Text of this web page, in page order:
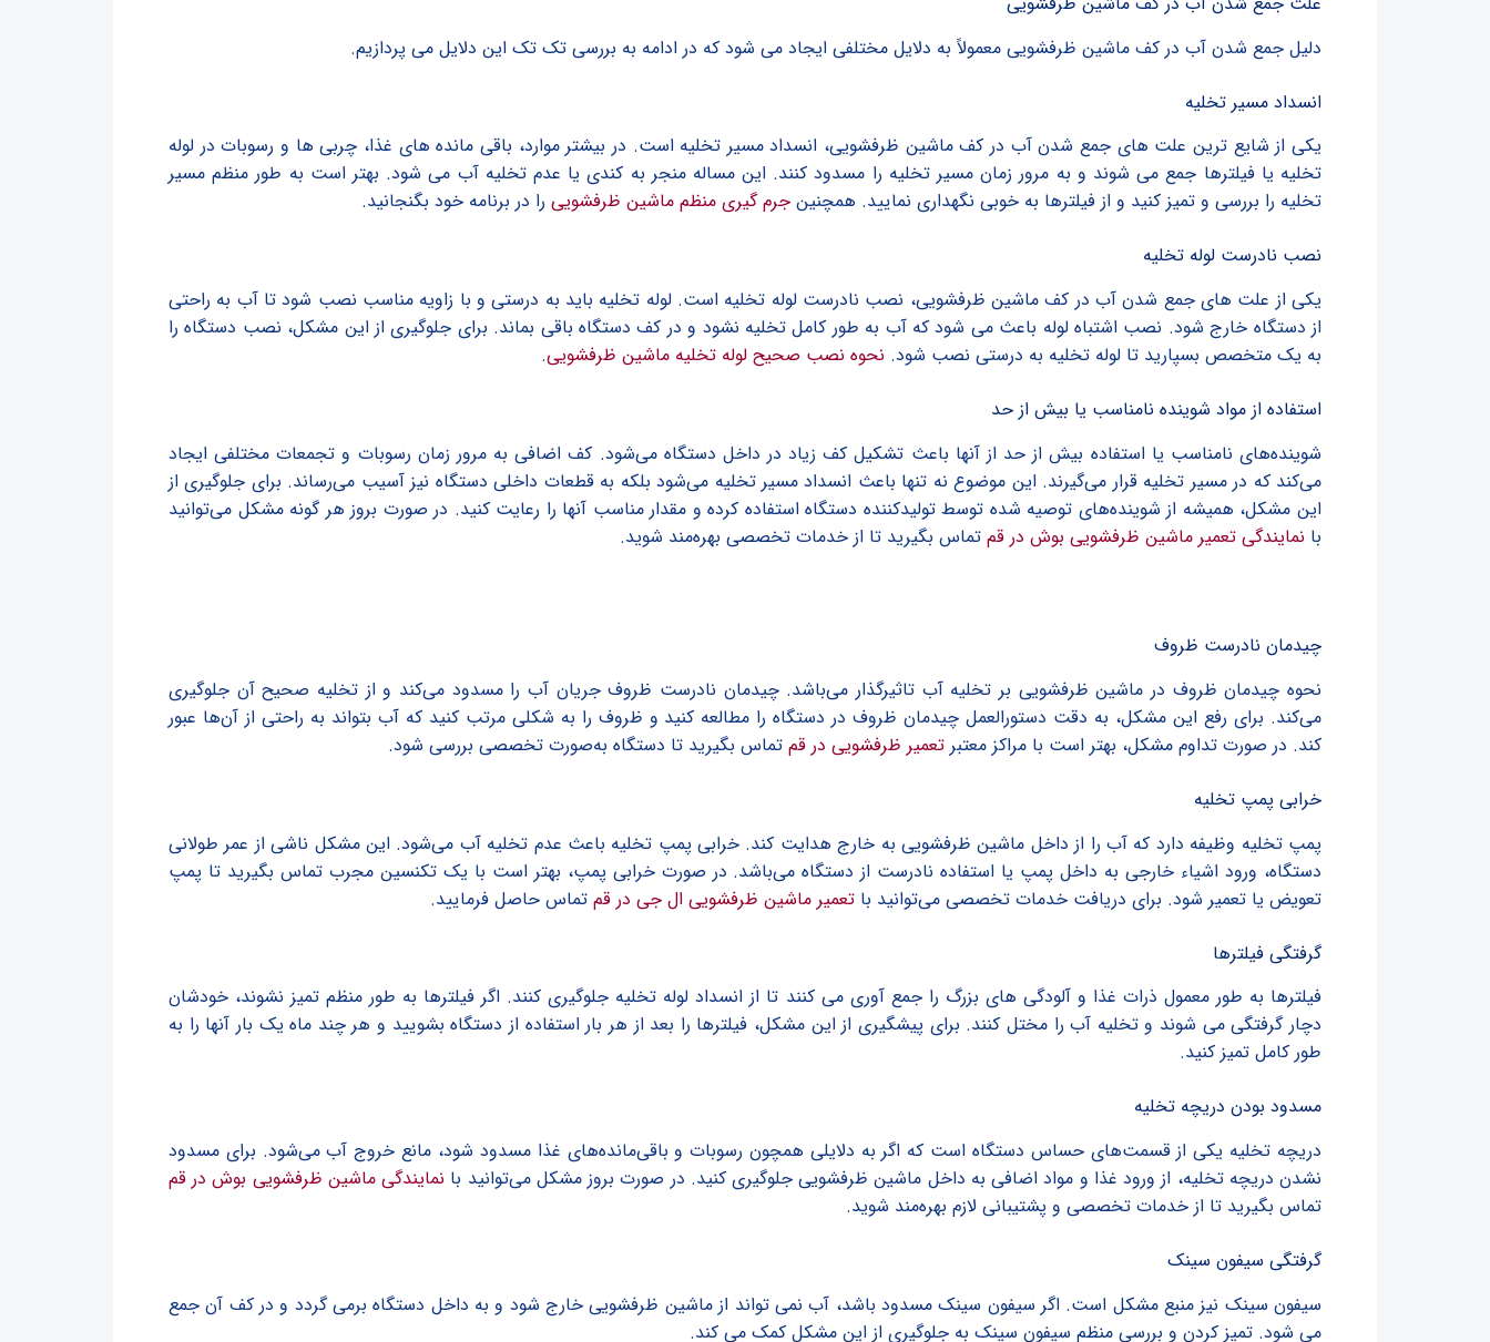
دلیل جمع شدن آب در کف ماشین ظرفشویی معمولاً به دلایل مختلفی ایجاد می شود که در ادامه به بررسی تک تک این دلایل می پردازیم.
انسداد مسیر تخلیه
یکی از شایع ترین علت های جمع شدن آب در کف ماشین ظرفشویی، انسداد مسیر تخلیه است. در بیشتر موارد، باقی مانده های غذا، چربی ها و رسوبات در لوله
تخلیه یا فیلترها جمع می شوند و به مرور زمان مسیر تخلیه را مسدود کنند. این مساله منجر به کندی یا عدم تخلیه آب می شود. بهتر است به طور منظم مسیر
تخلیه را بررسی و تمیز کنید و از فیلترها به خوبی نگهداری نمایید. همچنین جرم گیری منظم ماشین ظرفشویی را در برنامه خود بگنجانید.
نصب نادرست لوله تخلیه
یکی از علت های جمع شدن آب در کف ماشین ظرفشویی، نصب نادرست لوله تخلیه است. لوله تخلیه باید به درستی و با زاویه مناسب نصب شود تا آب به راحتی
از دستگاه خارج شود. نصب اشتباه لوله باعث می شود که آب به طور کامل تخلیه نشود و در کف دستگاه باقی بماند. برای جلوگیری از این مشکل، نصب دستگاه را
به یک متخصص بسپارید تا لوله تخلیه به درستی نصب شود. نحوه نصب صحیح لوله تخلیه ماشین ظرفشویی.
استفاده از مواد شوینده نامناسب یا بیش از حد
شوینده‌های نامناسب یا استفاده بیش از حد از آنها باعث تشکیل کف زیاد در داخل دستگاه می‌شود. کف اضافی به مرور زمان رسوبات و تجمعات مختلفی ایجاد
می‌کند که در مسیر تخلیه قرار می‌گیرند. این موضوع نه تنها باعث انسداد مسیر تخلیه می‌شود بلکه به قطعات داخلی دستگاه نیز آسیب می‌رساند. برای جلوگیری از
این مشکل، همیشه از شوینده‌های توصیه شده توسط تولیدکننده دستگاه استفاده کرده و مقدار مناسب آنها را رعایت کنید. در صورت بروز هر گونه مشکل می‌توانید
با نمایندگی تعمیر ماشین ظرفشویی بوش در قم تماس بگیرید تا از خدمات تخصصی بهره‌مند شوید.
چیدمان نادرست ظروف
نحوه چیدمان ظروف در ماشین ظرفشویی بر تخلیه آب تاثیرگذار می‌باشد. چیدمان نادرست ظروف جریان آب را مسدود می‌کند و از تخلیه صحیح آن جلوگیری
می‌کند. برای رفع این مشکل، به دقت دستورالعمل چیدمان ظروف در دستگاه را مطالعه کنید و ظروف را به شکلی مرتب کنید که آب بتواند به راحتی از آن‌ها عبور
کند. در صورت تداوم مشکل، بهتر است با مراکز معتبر تعمیر ظرفشویی در قم تماس بگیرید تا دستگاه به‌صورت تخصصی بررسی شود.
خرابی پمپ تخلیه
پمپ تخلیه وظیفه دارد که آب را از داخل ماشین ظرفشویی به خارج هدایت کند. خرابی پمپ تخلیه باعث عدم تخلیه آب می‌شود. این مشکل ناشی از عمر طولانی
دستگاه، ورود اشیاء خارجی به داخل پمپ یا استفاده نادرست از دستگاه می‌باشد. در صورت خرابی پمپ، بهتر است با یک تکنسین مجرب تماس بگیرید تا پمپ
تعویض یا تعمیر شود. برای دریافت خدمات تخصصی می‌توانید با تعمیر ماشین ظرفشویی ال جی در قم تماس حاصل فرمایید.
گرفتگی فیلترها
فیلترها به طور معمول ذرات غذا و آلودگی های بزرگ را جمع آوری می کنند تا از انسداد لوله تخلیه جلوگیری کنند. اگر فیلترها به طور منظم تمیز نشوند، خودشان
دچار گرفتگی می شوند و تخلیه آب را مختل کنند. برای پیشگیری از این مشکل، فیلترها را بعد از هر بار استفاده از دستگاه بشویید و هر چند ماه یک بار آنها را به
طور کامل تمیز کنید.
مسدود بودن دریچه تخلیه
دریچه تخلیه یکی از قسمت‌های حساس دستگاه است که اگر به دلایلی همچون رسوبات و باقی‌مانده‌های غذا مسدود شود، مانع خروج آب می‌شود. برای مسدود
نشدن دریچه تخلیه، از ورود غذا و مواد اضافی به داخل ماشین ظرفشویی جلوگیری کنید. در صورت بروز مشکل می‌توانید با نمایندگی ماشین ظرفشویی بوش در قم
تماس بگیرید تا از خدمات تخصصی و پشتیبانی لازم بهره‌مند شوید.
گرفتگی سیفون سینک
سیفون سینک نیز منبع مشکل است. اگر سیفون سینک مسدود باشد، آب نمی تواند از ماشین ظرفشویی خارج شود و به داخل دستگاه برمی گردد و در کف آن جمع
می شود. تمیز کردن و بررسی منظم سیفون سینک به جلوگیری از این مشکل کمک می کند.